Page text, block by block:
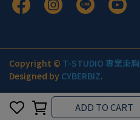
CancelADD TO CART
Copyright © T-STUDIO 專業束胸
Designed by CYBERBIZ.